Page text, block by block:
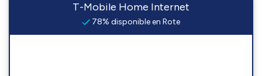
T-Mobile Home Internet
78% disponible en Rote